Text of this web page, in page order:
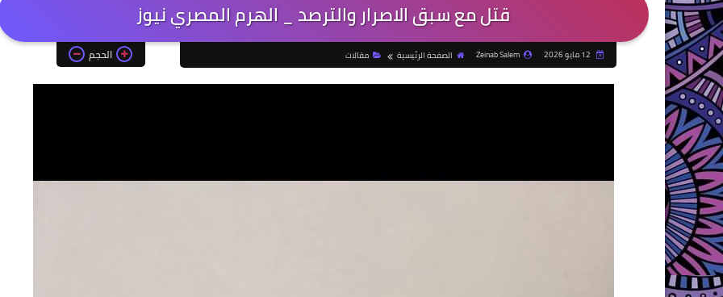
قتل مع سبق الاصرار والترصد _ الهرم المصري نيوز
Zeinab Salem الصفحة الرئيسية مقالات الحجم